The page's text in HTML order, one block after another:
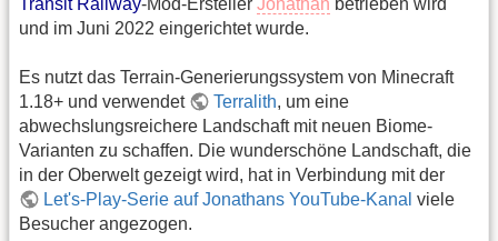
und im Juni 2022 eingerichtet wurde.
Es nutzt das Terrain-Generierungssystem von Minecraft
1.18+ und verwendet
Terralith, um eine
abwechslungsreichere Landschaft mit neuen Biome-
Varianten zu schaffen. Die wunderschöne Landschaft, die
in der Oberwelt gezeigt wird, hat in Verbindung mit der
Let's-Play-Serie auf Jonathans YouTube-Kanal viele
Besucher angezogen.